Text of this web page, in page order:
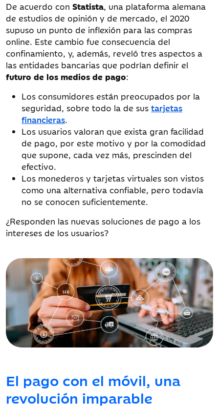
De acuerdo con Statista, una plataforma alemana
de estudios de opinión y de mercado, el 2020
supuso un punto de inflexión para las compras
online. Este cambio fue consecuencia del
confinamiento, y, además, reveló tres aspectos a
las entidades bancarias que podrían definir el
futuro de los medios de pago:
Los consumidores están preocupados por la
seguridad, sobre todo la de sus tarjetas
financieras.
Los usuarios valoran que exista gran facilidad
de pago, por este motivo y por la comodidad
que supone, cada vez más, prescinden del
efectivo.
Los monederos y tarjetas virtuales son vistos
como una alternativa confiable, pero todavía
no se conocen suficientemente.
¿Responden las nuevas soluciones de pago a los
intereses de los usuarios?
El pago con el móvil, una
revolución imparable